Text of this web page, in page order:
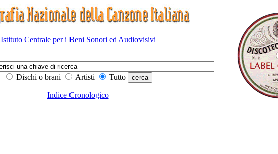
Istituto Centrale per i Beni Sonori ed Audiovisivi
Dischi o brani
Artisti Tutto
Indice Cronologico